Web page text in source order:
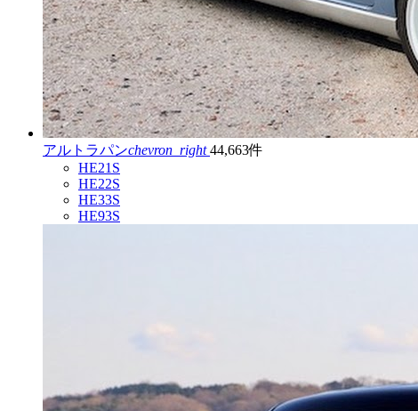
アルトラパンchevron_right 44,663件
HE21S
HE22S
HE33S
HE93S